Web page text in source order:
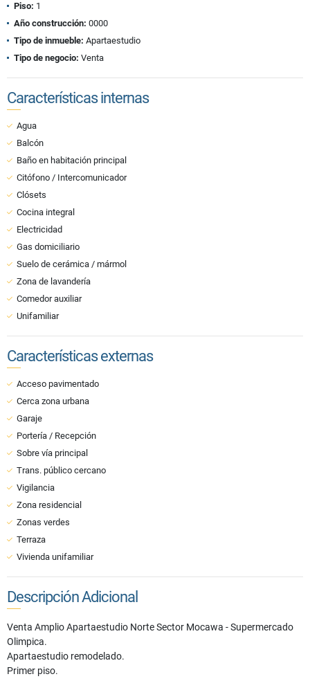
Piso: 1
Año construcción: 0000
Tipo de inmueble: Apartaestudio
Tipo de negocio: Venta
Características internas
Agua
Balcón
Baño en habitación principal
Citófono / Intercomunicador
Clósets
Cocina integral
Electricidad
Gas domiciliario
Suelo de cerámica / mármol
Zona de lavandería
Comedor auxiliar
Unifamiliar
Características externas
Acceso pavimentado
Cerca zona urbana
Garaje
Portería / Recepción
Sobre vía principal
Trans. público cercano
Vigilancia
Zona residencial
Zonas verdes
Terraza
Vivienda unifamiliar
Descripción Adicional
Venta Amplio Apartaestudio Norte Sector Mocawa - Supermercado
Olimpica.
Apartaestudio remodelado.
Primer piso.